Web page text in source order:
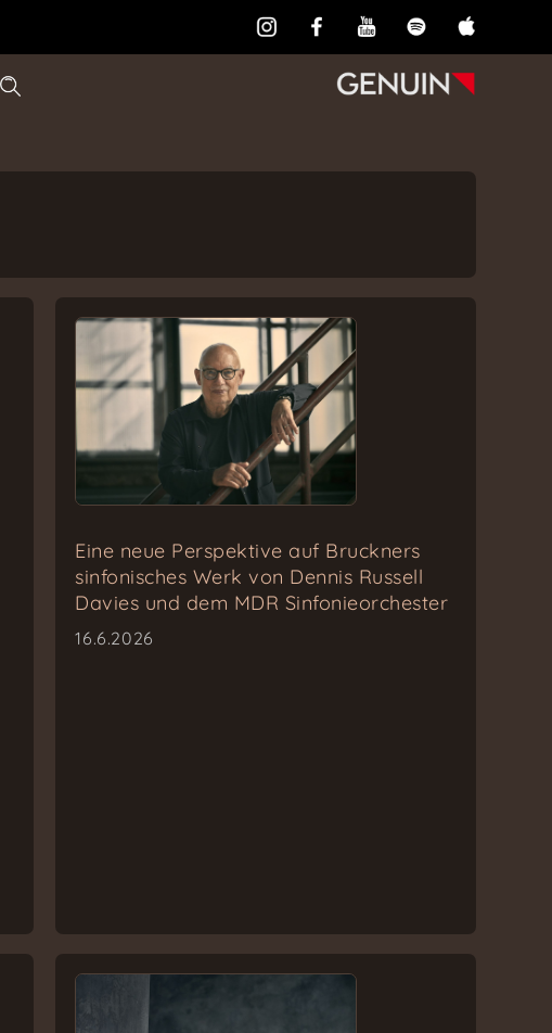
Eine neue Perspektive auf Bruckners
sinfonisches Werk von Dennis Russell
Davies und dem MDR Sinfonieorchester
16.6.2026